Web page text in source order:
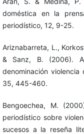
doméstica en la
periodístico, 12, 9-25.
Ariznabarreta, L.,
& Sanz, B. (2006).
denominación
35, 445-460.
Bengoechea, M.
periodístico sobre
sucesos a la reseña